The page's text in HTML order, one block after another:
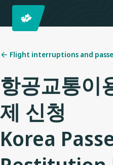
Flight interruptions and
항공교통이
제 신청
Korea